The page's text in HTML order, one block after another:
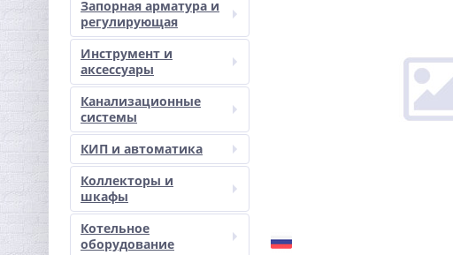
Запорная арматура и
регулирующая
Инструмент и
аксессуары
Канализационные
системы
КИП и автоматика
Коллекторы и
шкафы
Котельное
оборудование